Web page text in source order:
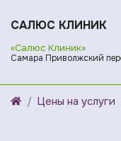
САЛЮС КЛИНИК
«Салюс Клиник»
Самара Приволжский
Цены на услуги